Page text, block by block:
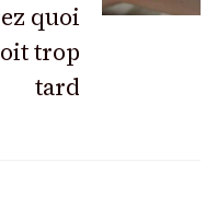
quoi
trop
tard